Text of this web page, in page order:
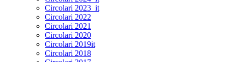
Circolari 2023_it
Circolari 2022
Circolari 2021
Circolari 2020
Circolari 2019it
Circolari 2018